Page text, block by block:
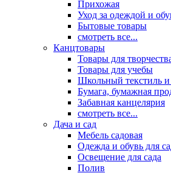
Прихожая
Уход за одеждой и
Бытовые товары
смотреть все...
Канцтовары
Товары для
Товары для учебы
Школьный текстиль и
Бумага, бумажная
Забавная канцелярия
смотреть все...
Дача и сад
Мебель садовая
Одежда и обувь для
Освещение для сада
Полив